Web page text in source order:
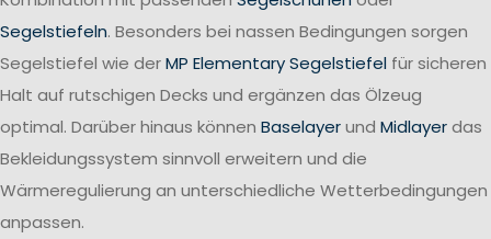
Segelstiefeln. Besonders bei nassen Bedingungen sorgen
Segelstiefel wie derMP Elementary Segelstiefel für sicheren
Halt auf rutschigen Decks und ergänzen das Ölzeug
optimal. Darüber hinaus können Baselayerund Midlayerdas
Bekleidungssystem sinnvoll erweitern und die
Wärmeregulierung an unterschiedliche Wetterbedingungen
anpassen.